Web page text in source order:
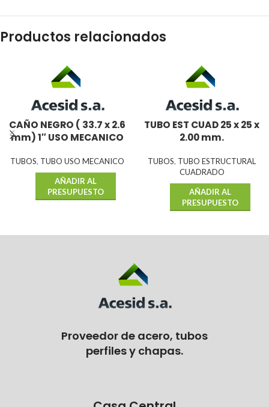
Productos relacionados
CAÑO NEGRO ( 33.7 x 2.6
mm) 1″ USO MECANICO
TUBOS, TUBO USO MECANICO
AÑADIR AL
PRESUPUESTO
TUBO EST CUAD 25 x 25 x
2.00 mm.
TUBOS, TUBO ESTRUCTURAL
CUADRADO
AÑADIR AL
PRESUPUESTO
Proveedor de acero, tubos
perfiles y chapas.